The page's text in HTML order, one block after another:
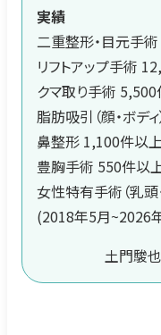
実績
二重整形・目元手
リフトアップ手術
クマ取り手術
脂肪吸引（顔・ボデ
鼻整形 1,100件以上
豊胸手術 550件以
女性特有手術（乳
(2018年5月~2026
土門駿